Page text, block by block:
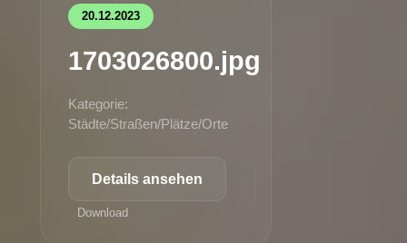
20.12.2023
1703026800.jpg
Kategorie:
Städte/Straßen/Plätze/Orte
Details ansehen
Download